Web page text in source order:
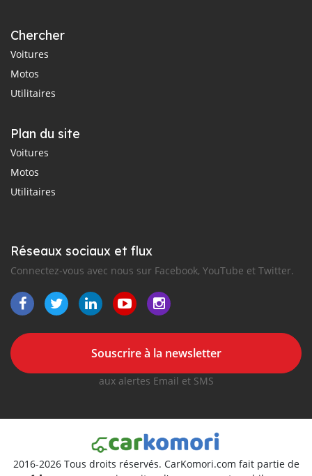
Chercher
Voitures
Motos
Utilitaires
Plan du site
Voitures
Motos
Utilitaires
Réseaux sociaux et flux
Connectez-vous avec nous sur Facebook, YouTube et Twitter.
Souscrire à la newsletter
aux alertes Email et SMS
2016-2026 Tous droits réservés. CarKomori.com fait partie de